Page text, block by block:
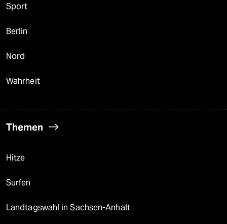
Sport
Berlin
Nord
Wahrheit
Themen
Hitze
Surfen
Landtagswahl in Sachsen-Anhalt